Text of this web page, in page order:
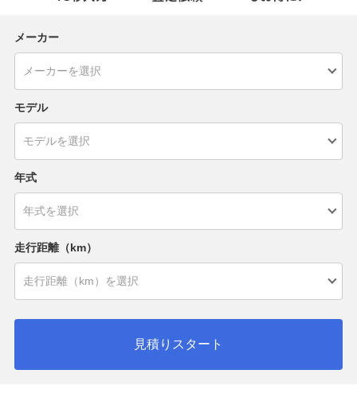
メーカー
モデル
年式
走行距離（km）
見積りスタート